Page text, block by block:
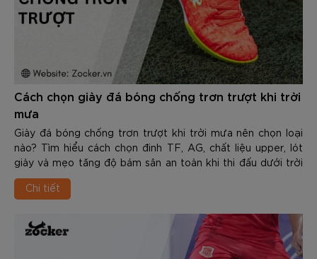
Cách chọn giày đá bóng chống trơn trượt khi trời
mưa
Giày đá bóng chống trơn trượt khi trời mưa nên chọn loại
nào? Tìm hiểu cách chọn đinh TF, AG, chất liệu upper, lót
giày và mẹo tăng độ bám sân an toàn khi thi đấu dưới trời
mưa.
Chi tiết